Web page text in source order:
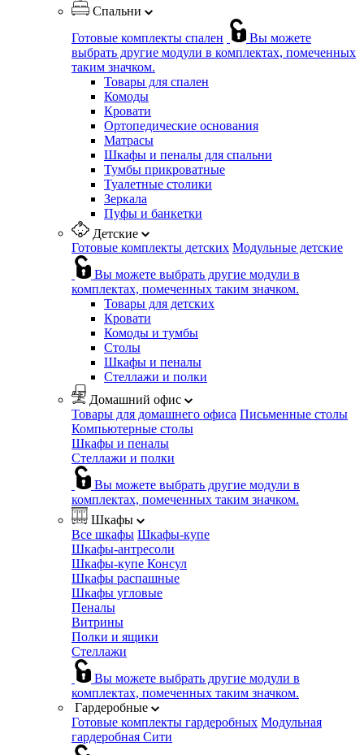
Спальни
Готовые комплекты спален
Вы можете
выбрать другие модули в комплектах, помеченных
таким значком.
Товары для спален
Комоды
Кровати
Ортопедические основания
Матрасы
Шкафы и пеналы для спальни
Тумбы прикроватные
Туалетные столики
Зеркала
Пуфы и банкетки
Детские
Готовые комплекты детских Модульные детские
Вы можете выбрать другие модули в
комплектах, помеченных таким значком.
Товары для детских
Кровати
Комоды и тумбы
Столы
Шкафы и пеналы
Стеллажи и полки
Домашний офис
Товары для домашнего офиса Письменные столы
Компьютерные столы
Шкафы и пеналы
Стеллажи и полки
Вы можете выбрать другие модули в
комплектах, помеченных таким значком.
Шкафы
Все шкафы Шкафы-купе
Шкафы-антресоли
Шкафы-купе Консул
Шкафы распашные
Шкафы угловые
Пеналы
Витрины
Полки и ящики
Стеллажи
Вы можете выбрать другие модули в
комплектах, помеченных таким значком.
Гардеробные
Готовые комплекты гардеробных Модульная
гардеробная Сити